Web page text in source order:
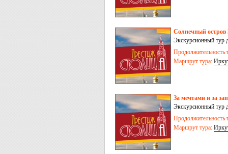
Солнечный остров
Экскурсионный тур
(о.Ольхон) –
Продолжительность
Маршрут тура:
За мечтами и за
Экскурсионный тур
Тункинская долина
Продолжительность
Маршрут тура: